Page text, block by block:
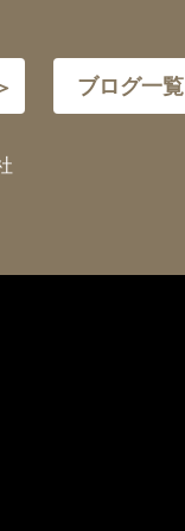
ブログ一覧